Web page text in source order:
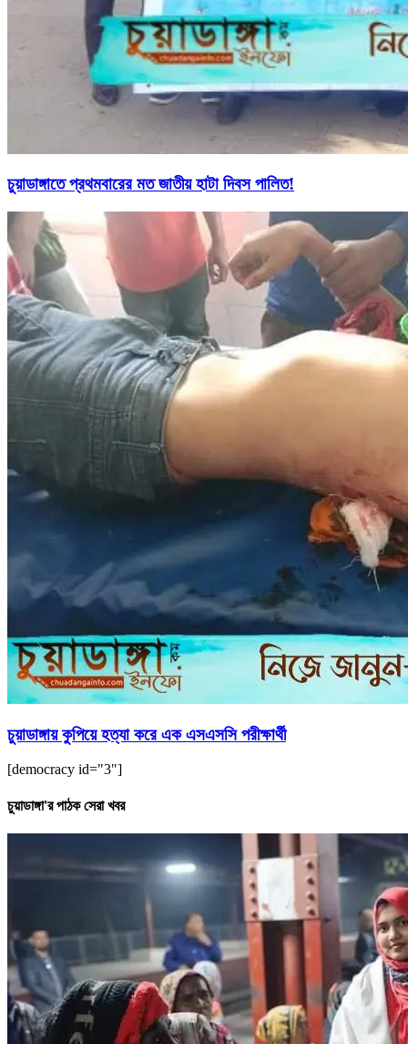
চুয়াডাঙ্গাতে প্রথমবারের মত জাতীয় হাটা দিবস পালিত!
চুয়াডাঙ্গায় কুপিয়ে হত্যা করে এক এসএসসি পরীক্ষার্থী
[democracy id="3"]
চুয়াডাঙ্গা'র পাঠক সেরা খবর